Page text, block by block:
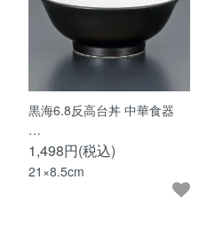
黒海6.8反高台丼 中華食器
…
1,498円(税込)
21×8.5cm